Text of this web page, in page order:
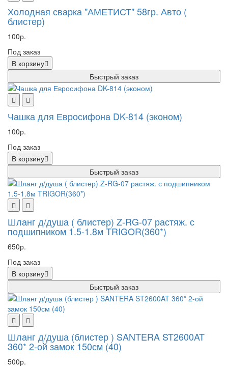
Холодная сварка "АМЕТИСТ" 58гр. Авто (
блистер)
100р.
Под заказ
В корзину
Быстрый заказ
Чашка для Евросифона DK-814 (эконом)
100р.
Под заказ
В корзину
Быстрый заказ
Шланг д/душа ( блистер) Z-RG-07 растяж. с
подшипником 1.5-1.8м TRIGOR(360*)
650р.
Под заказ
В корзину
Быстрый заказ
Шланг д/душа (блистер ) SANTERA ST2600AT
360* 2-ой замок 150см (40)
500р.